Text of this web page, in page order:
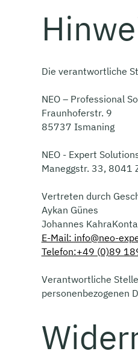
Die verantwortliche
NEO – Professional
Fraunhoferstr. 9
85737 Ismaning
NEO - Expert
Maneggstr. 33, 8041
Vertreten durch
Aykan Günes
Johannes
E-Mail: info@neo-
Telefon:+49 (0)89
Verantwortliche
personenbezogenen